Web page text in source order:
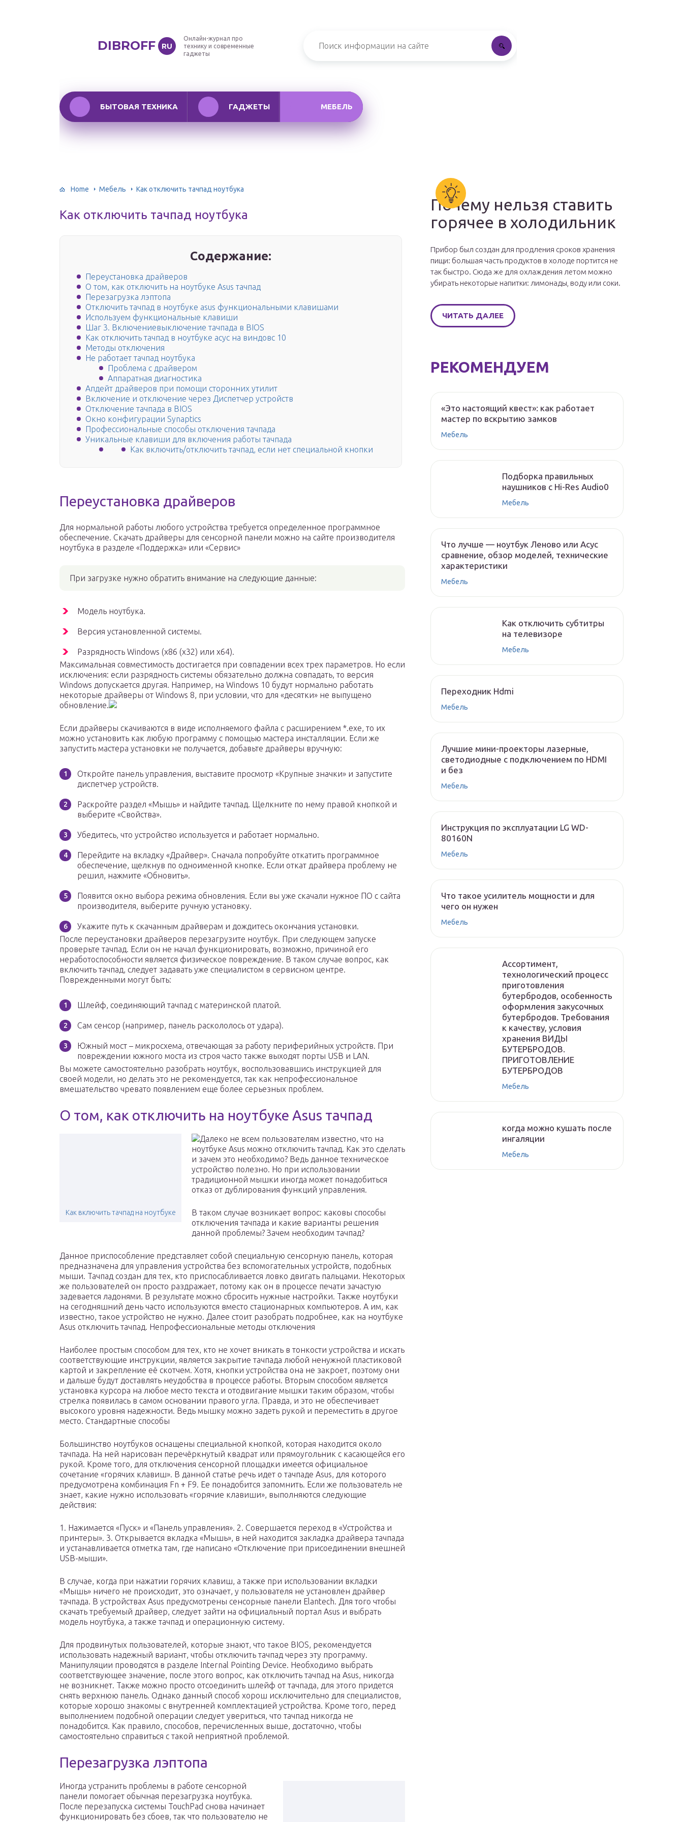
DIBROFF RU
Онлайн-журнал про
технику и современные
гаджеты
БЫТОВАЯ ТЕХНИКА ГАДЖЕТЫ МЕБЕЛЬ
Home Мебель Как отключить тачпад ноутбука
Как отключить тачпад ноутбука
Содержание:
Переустановка драйверов
О том, как отключить на ноутбуке Asus тачпад
Перезагрузка лэптопа
Отключить тачпад в ноутбуке asus функциональными клавишами
Используем функциональные клавиши
Шаг 3. Включениевыключение тачпада в BIOS
Как отключить тачпад в ноутбуке асус на виндовс 10
Методы отключения
Не работает тачпад ноутбука
Проблема с драйвером
Аппаратная диагностика
Апдейт драйверов при помощи сторонних утилит
Включение и отключение через Диспетчер устройств
Отключение тачпада в BIOS
Окно конфигурации Synaptics
Профессиональные способы отключения тачпада
Уникальные клавиши для включения работы тачпада
Как включить/отключить тачпад, если нет специальной кнопки
Переустановка драйверов
Для нормальной работы любого устройства требуется определенное программное
обеспечение. Скачать драйверы для сенсорной панели можно на сайте производителя
ноутбука в разделе «Поддержка» или «Сервис»
При загрузке нужно обратить внимание на следующие данные:
Модель ноутбука.
Версия установленной системы.
Разрядность Windows (x86 (x32) или x64).
Максимальная совместимость достигается при совпадении всех трех параметров. Но если
исключения: если разрядность системы обязательно должна совпадать, то версия
Windows допускается другая. Например, на Windows 10 будут нормально работать
некоторые драйверы от Windows 8, при условии, что для «десятки» не выпущено
обновление.
Если драйверы скачиваются в виде исполняемого файла с расширением *.exe, то их
можно установить как любую программу с помощью мастера инсталляции. Если же
запустить мастера установки не получается, добавьте драйверы вручную:
Откройте панель управления, выставите просмотр «Крупные значки» и запустите
диспетчер устройств.
Раскройте раздел «Мышь» и найдите тачпад. Щелкните по нему правой кнопкой и
выберите «Свойства».
Убедитесь, что устройство используется и работает нормально.
Перейдите на вкладку «Драйвер». Сначала попробуйте откатить программное
обеспечение, щелкнув по одноименной кнопке. Если откат драйвера проблему не
решил, нажмите «Обновить».
Появится окно выбора режима обновления. Если вы уже скачали нужное ПО с сайта
производителя, выберите ручную установку.
Укажите путь к скачанным драйверам и дождитесь окончания установки.
После переустановки драйверов перезагрузите ноутбук. При следующем запуске
проверьте тачпад. Если он не начал функционировать, возможно, причиной его
неработоспособности является физическое повреждение. В таком случае вопрос, как
включить тачпад, следует задавать уже специалистом в сервисном центре.
Поврежденными могут быть:
Шлейф, соединяющий тачпад с материнской платой.
Сам сенсор (например, панель раскололось от удара).
Южный мост – микросхема, отвечающая за работу периферийных устройств. При
повреждении южного моста из строя часто также выходят порты USB и LAN.
Вы можете самостоятельно разобрать ноутбук, воспользовавшись инструкцией для
своей модели, но делать это не рекомендуется, так как непрофессиональное
вмешательство чревато появлением еще более серьезных проблем.
О том, как отключить на ноутбуке Asus тачпад
Как включить тачпад на ноутбуке
Далеко не всем пользователям известно, что на
ноутбуке Asus можно отключить тачпад. Как это сделать
и зачем это необходимо? Ведь данное техническое
устройство полезно. Но при использовании
традиционной мышки иногда может понадобиться
отказ от дублирования функций управления.
В таком случае возникает вопрос: каковы способы
отключения тачпада и какие варианты решения
данной проблемы? Зачем необходим тачпад?
Данное приспособление представляет собой специальную сенсорную панель, которая
предназначена для управления устройства без вспомогательных устройств, подобных
мыши. Тачпад создан для тех, кто приспосабливается ловко двигать пальцами. Некоторых
же пользователей он просто раздражает, потому как он в процессе печати зачастую
задевается ладонями. В результате можно сбросить нужные настройки. Также ноутбуки
на сегодняшний день часто используются вместо стационарных компьютеров. А им, как
известно, такое устройство не нужно. Далее стоит разобрать подробнее, как на ноутбуке
Asus отключить тачпад. Непрофессиональные методы отключения
Наиболее простым способом для тех, кто не хочет вникать в тонкости устройства и искать
соответствующие инструкции, является закрытие тачпада любой ненужной пластиковой
картой и закрепление её скотчем. Хотя, кнопки устройства она не закроет, поэтому они
и дальше будут доставлять неудобства в процессе работы. Вторым способом является
установка курсора на любое место текста и отодвигание мышки таким образом, чтобы
стрелка появилась в самом основании правого угла. Правда, и это не обеспечивает
высокого уровня надежности. Ведь мышку можно задеть рукой и переместить в другое
место. Стандартные способы
Большинство ноутбуков оснащены специальной кнопкой, которая находится около
тачпада. На ней нарисован перечёркнутый квадрат или прямоугольник с касающейся его
рукой. Кроме того, для отключения сенсорной площадки имеется официальное
сочетание «горячих клавиш». В данной статье речь идет о тачпаде Asus, для которого
предусмотрена комбинация Fn + F9. Ее понадобится запомнить. Если же пользователь не
знает, какие нужно использовать «горячие клавиши», выполняются следующие
действия:
1. Нажимается «Пуск» и «Панель управления». 2. Совершается переход в «Устройства и
принтеры». 3. Открывается вкладка «Мышь», в ней находится закладка драйвера тачпада
и устанавливается отметка там, где написано «Отключение при присоединении внешней
USB-мыши».
В случае, когда при нажатии горячих клавиш, а также при использовании вкладки
«Мышь» ничего не происходит, это означает, у пользователя не установлен драйвер
тачпада. В устройствах Asus предусмотрены сенсорные панели Elantech. Для того чтобы
скачать требуемый драйвер, следует зайти на официальный портал Asus и выбрать
модель ноутбука, а также тачпад и операционную систему.
Для продвинутых пользователей, которые знают, что такое BIOS, рекомендуется
использовать надежный вариант, чтобы отключить тачпад через эту программу.
Манипуляции проводятся в разделе Internal Pointing Device. Необходимо выбрать
соответствующее значение, после этого вопрос, как отключить тачпад на Asus, никогда
не возникнет. Также можно просто отсоединить шлейф от тачпада, для этого придется
снять верхнюю панель. Однако данный способ хорош исключительно для специалистов,
которые хорошо знакомы с внутренней комплектацией устройства. Кроме того, перед
выполнением подобной операции следует увериться, что тачпад никогда не
понадобится. Как правило, способов, перечисленных выше, достаточно, чтобы
самостоятельно справиться с такой неприятной проблемой.
Перезагрузка лэптопа
Иногда устранить проблемы в работе сенсорной
панели помогает обычная перезагрузка ноутбука.
После перезапуска системы TouchPad снова начинает
функционировать без сбоев, так что пользователю не
Почему нельзя ставить
горячее в холодильник
Прибор был создан для продления сроков хранения
пищи: большая часть продуктов в холоде портится не
так быстро. Сюда же для охлаждения летом можно
убирать некоторые напитки: лимонады, воду или соки.
ЧИТАТЬ ДАЛЕЕ
РЕКОМЕНДУЕМ
«Это настоящий квест»: как работает
мастер по вскрытию замков
Мебель
Подборка правильных
наушников с Hi-Res Audio0
Мебель
Что лучше — ноутбук Леново или Асус
сравнение, обзор моделей, технические
характеристики
Мебель
Как отключить субтитры
на телевизоре
Мебель
Переходник Hdmi
Мебель
Лучшие мини-проекторы лазерные,
светодиодные с подключением по HDMI
и без
Мебель
Инструкция по эксплуатации LG WD-
80160N
Мебель
Что такое усилитель мощности и для
чего он нужен
Мебель
Ассортимент,
технологический процесс
приготовления
бутербродов, особенность
оформления закусочных
бутербродов. Требования
к качеству, условия
хранения ВИДЫ
БУТЕРБРОДОВ.
ПРИГОТОВЛЕНИЕ
БУТЕРБРОДОВ
Мебель
когда можно кушать после
ингаляции
Мебель